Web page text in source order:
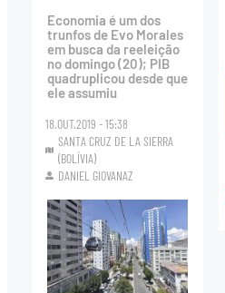
Economia é um dos
trunfos de Evo Morales
em busca da reeleição
no domingo (20); PIB
quadruplicou desde que
ele assumiu
18.OUT.2019 - 15:38
SANTA CRUZ DE LA SIERRA
(BOLÍVIA)
DANIEL GIOVANAZ